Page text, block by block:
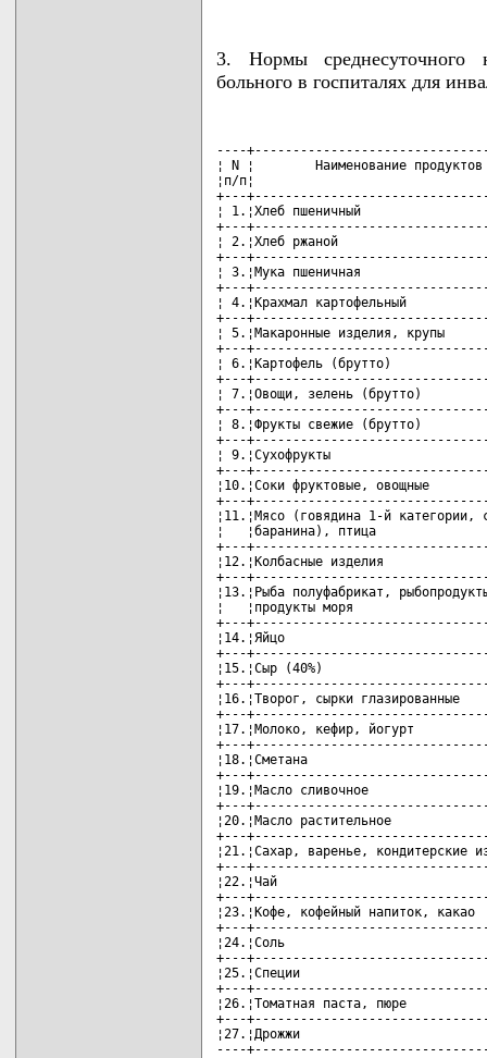
3. Нормы среднесуточного
больного в госпиталях для
----
¦ N ¦        Наименование
¦п/п¦
+---
¦ 1.¦Хлеб пшеничный
+---
¦ 2.¦Хлеб ржаной
+---
¦ 3.¦Мука пшеничная
+---
¦ 4.¦Крахмал картофельный
+---
¦ 5.¦Макаронные изделия,
+---
¦ 6.¦Картофель (брутто)
+---
¦ 7.¦Овощи, зелень (брутто)
+---
¦ 8.¦Фрукты свежие
+---
¦ 9.¦Сухофрукты
+---
¦10.¦Соки фруктовые,
+---
¦11.¦Мясо (говядина 1-й
¦   ¦баранина), птица
+---
¦12.¦Колбасные изделия
+---
¦13.¦Рыба полуфабрикат,
¦   ¦продукты моря
+---
¦14.¦Яйцо
+---
¦15.¦Сыр (40%)
+---
¦16.¦Творог, сырки
+---
¦17.¦Молоко, кефир, йогурт
+---
¦18.¦Сметана
+---
¦19.¦Масло сливочное
+---
¦20.¦Масло растительное
+---
¦21.¦Сахар, варенье,
+---
¦22.¦Чай
+---
¦23.¦Кофе, кофейный
+---
¦24.¦Соль
+---
¦25.¦Специи
+---
¦26.¦Томатная паста, пюре
+---
¦27.¦Дрожжи
----